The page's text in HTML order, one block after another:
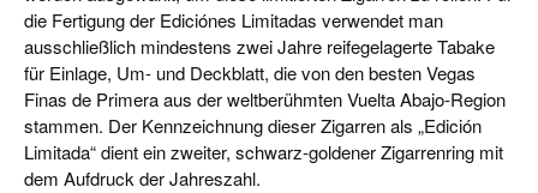
die Fertigung der Ediciónes Limitadas verwendet man
ausschließlich mindestens zwei Jahre reifegelagerte Tabake
für Einlage, Um- und Deckblatt, die von den besten Vegas
Finas de Primera aus der weltberühmten Vuelta Abajo-Region
stammen. Der Kennzeichnung dieser Zigarren als „Edición
Limitada“ dient ein zweiter, schwarz-goldener Zigarrenring mit
dem Aufdruck der Jahreszahl.